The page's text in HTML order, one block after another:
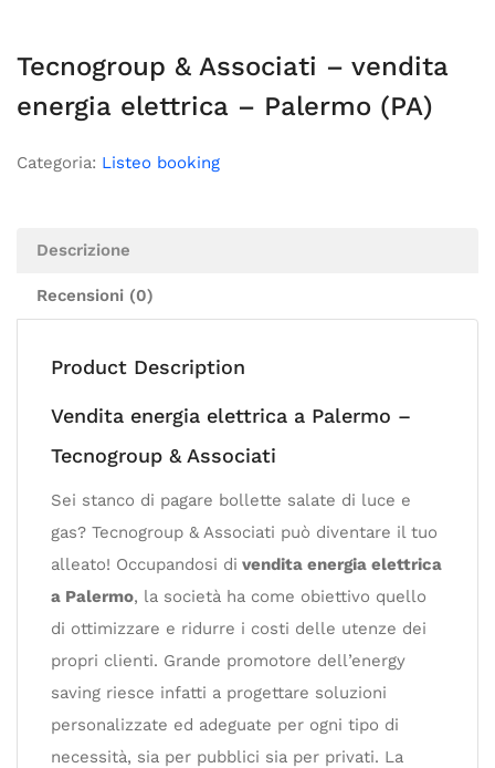
Tecnogroup & Associati – vendita
energia elettrica – Palermo (PA)
Categoria: Listeo booking
Descrizione
Recensioni (0)
Product Description
Vendita energia elettrica a Palermo –
Tecnogroup & Associati
Sei stanco di pagare bollette salate di luce e
gas? Tecnogroup & Associati può diventare il tuo
alleato! Occupandosi di vendita energia elettrica
a Palermo, la società ha come obiettivo quello
di ottimizzare e ridurre i costi delle utenze dei
propri clienti. Grande promotore dell’energy
saving riesce infatti a progettare soluzioni
personalizzate ed adeguate per ogni tipo di
necessità, sia per pubblici sia per privati. La